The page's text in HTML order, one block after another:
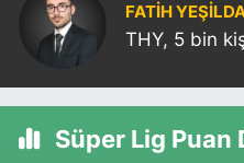
FATIH
THY, 5 bin
Süper Lig Puan